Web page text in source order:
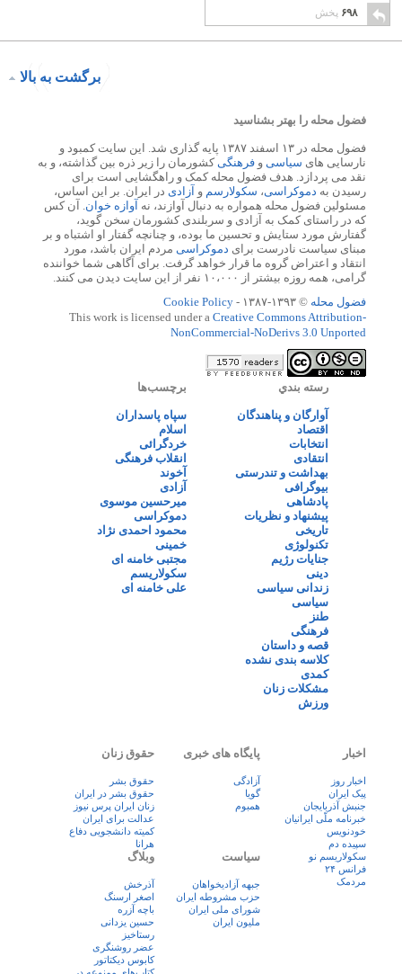
۶۹۸ پخش
برگشت به بالا
فضول محله را بهتر بشناسید
فضول محله در ۱۳ اسفند ۱۳۸۷ پایه گذاری شد. این سایت کمبود و
نارسایی های سیاسی و فرهنگی کشورمان را زیر ذره بین گذاشته، و به
نقد می پردازد. هدف فضول محله کمک و راهگشایی است برای
رسیدن به دموکراسی، سکولارسم و آزادی در ایران. بر این اساس،
مسئولین فضول محله همواره به دنبال آوازند، نه آوازه خوان . آن کس
که در راستای کمک به آزادی و سربلندی کشورمان سخن گوید،
گفتارش مورد ستایش و تحسین ما بوده، و چنانچه گفتار او اشتباه و بر
مبنای سیاست نادرست برای دموکراسی مردم ایران باشد، مورد
انتقاد و اعتراض گروه ما قرار خواهد گرفت. برای آگاهی شما خواننده
گرامی، همه روزه بیشتر از ۱۰،۰۰۰ نفر از این سایت دیدن می کنند.
فضول محله © ۱۳۹۳-۱۳۸۷ -
Cookie Policy
This work is licensed under a Creative Commons Attribution-
NonCommercial-NoDerivs 3.0 Unported
رسته بندي
آوارگان و پناهندگان
اقتصاد
انتخابات
انتقادی
بهداشت و تندرستی
بیوگرافی
پادشاهی
پیشنهاد و نظریات
تاریخی
تکنولوژی
جنایات رژیم
دینی
زندانی سیاسی
سیاسی
طنز
فرهنگی
قصه و داستان
کلاسه بندی نشده
کمدی
مشکلات زنان
ورزش
برچسب‌ها
سپاه پاسداران
اسلام
خردگرائی
انقلاب فرهنگی
آخوند
آزادی
میرحسین موسوی
دموکراسی
محمود احمدی نژاد
خمینی
مجتبی خامنه ای
سکولاریسم
علی خامنه ای
اخبار
اخبار روز
پيک ايران
جنبش آذربایجان
خبرنامه ملّی ایرانیان
خودنویس
سپیده دم
سکولاریسم نو
فرانس ۲۴
مردمک
پایگاه های خبری
آزادگی
گویا
همبوم
حقوق زنان
حقوق بشر
حقوق بشر در ایران
زنان ايران پرس نيوز
عدالت برای ایران
کمیته دانشجویی دفاع
هرانا
سیاست
جبهه آزادیخواهان
حزب مشروطه ایران
شورای ملی ایران
ملیون ایران
وبلاگ
آذرخش
اصغر ارسنگ
باچه آزره
حسین یزدانی
رستاخیز
عضر روشنگری
کابوس دیکتاتور